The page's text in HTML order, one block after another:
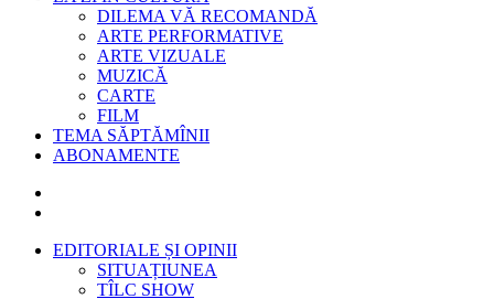
DILEMA VĂ RECOMANDĂ
ARTE PERFORMATIVE
ARTE VIZUALE
MUZICĂ
CARTE
FILM
TEMA SĂPTĂMÎNII
ABONAMENTE
EDITORIALE ȘI OPINII
SITUAȚIUNEA
TÎLC SHOW